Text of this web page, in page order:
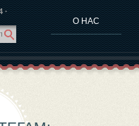
·
О НАС
ВОЛИКОВА